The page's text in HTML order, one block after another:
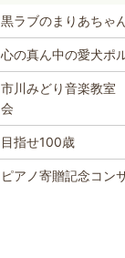
黒ラブのまりあちゃ
心の真ん中の愛犬ポ
市川みどり音楽教
会
目指せ100歳
ピアノ寄贈記念コン